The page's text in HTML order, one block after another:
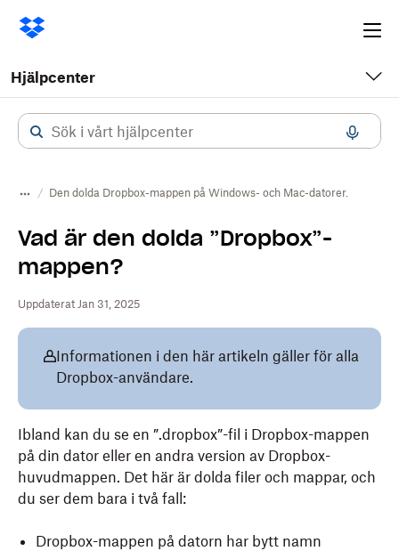
Hjälpcenter
Den dolda Dropbox-mappen på Windows- och Mac-datorer.
Vad är den dolda ”Dropbox”-
mappen?
Uppdaterat Jan 31, 2025
Informationen i den här artikeln gäller för alla
Dropbox-användare.
Ibland kan du se en ”.dropbox”-fil i Dropbox-mappen
på din dator eller en andra version av Dropbox-
huvudmappen. Det här är dolda filer och mappar, och
du ser dem bara i två fall:
Dropbox-mappen på datorn har bytt namn